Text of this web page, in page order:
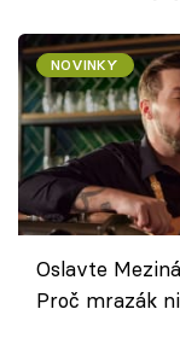
NOVINKY
Oslavte
Proč mrazák